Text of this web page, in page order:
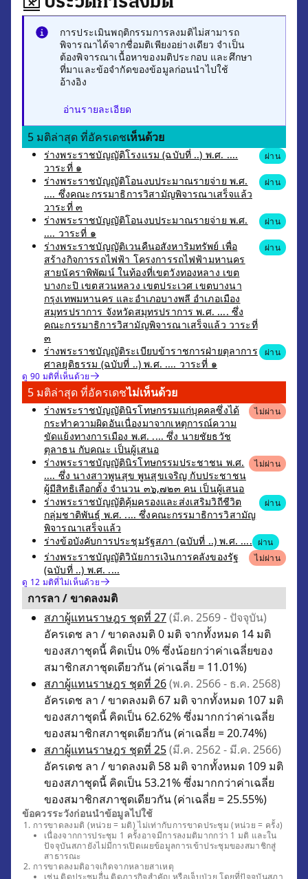
การประเมินพฤติกรรมการลงมติไม่สามารถ
พิจารณาได้จากชื่อมติเพียงอย่างเดียว จำเป็น
ต้องพิจารณาเนื้อหาของมติประกอบ และศึกษา
ที่มาและข้อจำกัดของข้อมูลก่อนนำไปใช้
อ้างอิง
อ่านรายละเอียด
5 มติล่าสุด ที่อัครเดชเห็นด้วย
ร่างพระราชบัญญัติโรงแรม (ฉบับที่ ..) พ.ศ. ....
วาระที่ ๑
ผ่าน
ร่างพระราชบัญญัติโอนงบประมาณรายจ่าย พ.ศ.
.... ซึ่งคณะกรรมาธิการวิสามัญพิจารณาเสร็จแล้ว
วาระที่ ๓
ผ่าน
ร่างพระราชบัญญัติโอนงบประมาณรายจ่าย พ.ศ.
.... วาระที่ ๑
ผ่าน
ร่างพระราชบัญญัติเวนคืนอสังหาริมทรัพย์ เพื่อ
สร้างกิจการรถไฟฟ้า โครงการรถไฟฟ้ามหานคร
สายนัคราพิพัฒน์ ในท้องที่เขตวังทองหลาง เขต
บางกะปิ เขตสวนหลวง เขตประเวศ เขตบางนา
กรุงเทพมหานคร และอำเภอบางพลี อำเภอเมือง
สมุทรปราการ จังหวัดสมุทรปราการ พ.ศ. .... ซึ่ง
คณะกรรมาธิการวิสามัญพิจารณาเสร็จแล้ว วาระที่
๓
ผ่าน
ร่างพระราชบัญญัติระเบียบข้าราชการฝ่ายตุลาการ
ศาลยุติธรรม (ฉบับที่ ..) พ.ศ. .... วาระที่ ๑
ผ่าน
ดู 90 มติที่เห็นด้วย
5 มติล่าสุด ที่อัครเดชไม่เห็นด้วย
ร่างพระราชบัญญัตินิรโทษกรรมแก่บุคคลซึ่งได้
กระทำความผิดอันเนื่องมาจากเหตุการณ์ความ
ขัดแย้งทางการเมือง พ.ศ. .... ซึ่ง นายชัยธวัช
ตุลาธน กับคณะ เป็นผู้เสนอ
ไม่ผ่าน
ร่างพระราชบัญญัตินิรโทษกรรมประชาชน พ.ศ.
.... ซึ่ง นางสาวพูนสุข พูนสุขเจริญ กับประชาชน
ผู้มีสิทธิเลือกตั้ง จำนวน ๓๖,๗๒๓ คน เป็นผู้เสนอ
ไม่ผ่าน
ร่างพระราชบัญญัติคุ้มครองและส่งเสริมวิถีชีวิต
กลุ่มชาติพันธุ์ พ.ศ. .... ซึ่งคณะกรรมาธิการวิสามัญ
พิจารณาเสร็จแล้ว
ผ่าน
ร่างข้อบังคับการประชุมรัฐสภา (ฉบับที่ ..) พ.ศ. .... ผ่าน
ร่างพระราชบัญญัติวินัยการเงินการคลังของรัฐ
(ฉบับที่ ..) พ.ศ. ....
ไม่ผ่าน
ดู 12 มติที่ไม่เห็นด้วย
การลา / ขาดลงมติ
สภาผู้แทนราษฎร ชุดที่ 27(มี.ค. 2569 - ปัจจุบัน)
อัครเดช ลา / ขาดลงมติ 0 มติ จากทั้งหมด 14 มติ
ของสภาชุดนี้ คิดเป็น 0% ซึ่งน้อยกว่าค่าเฉลี่ยของ
สมาชิกสภาชุดเดียวกัน (ค่าเฉลี่ย = 11.01%)
สภาผู้แทนราษฎร ชุดที่ 26(พ.ค. 2566 - ธ.ค. 2568)
อัครเดช ลา / ขาดลงมติ 67 มติ จากทั้งหมด 107 มติ
ของสภาชุดนี้ คิดเป็น 62.62% ซึ่งมากกว่าค่าเฉลี่ย
ของสมาชิกสภาชุดเดียวกัน (ค่าเฉลี่ย = 20.74%)
สภาผู้แทนราษฎร ชุดที่ 25(มี.ค. 2562 - มี.ค. 2566)
อัครเดช ลา / ขาดลงมติ 58 มติ จากทั้งหมด 109 มติ
ของสภาชุดนี้ คิดเป็น 53.21% ซึ่งมากกว่าค่าเฉลี่ย
ของสมาชิกสภาชุดเดียวกัน (ค่าเฉลี่ย = 25.55%)
ข้อควรระวังก่อนนำข้อมูลไปใช้
การขาดลงมติ (หน่วย = มติ) ไม่เท่ากับการขาดประชุม (หน่วย = ครั้ง)
เนื่องจากการประชุม 1 ครั้งอาจมีการลงมติมากกว่า 1 มติ และใน
ปัจจุบันสภายังไม่มีการเปิดเผยข้อมูลการเข้าประชุมของสมาชิกสู่
สาธารณะ
การขาดลงมติอาจเกิดจากหลายสาเหตุ
เช่น ติดประชุมอื่น ติดภารกิจสำคัญ หรือเจ็บป่วย โดยที่ปัจจุบันสภา